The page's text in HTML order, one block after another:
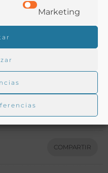
Marketing
clave:
,Hidroterapia,Murcia
COMPARTIR